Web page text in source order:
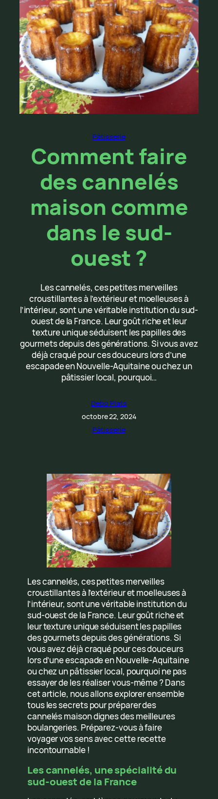
Pâtisserie
Comment faire
des cannelés
maison comme
dans le sud-
ouest ?
Les cannelés, ces petites merveilles
croustillantes à l’extérieur et moelleuses à
l’intérieur, sont une véritable institution du sud-
ouest de la France. Leur goût riche et leur
texture unique séduisent les papilles des
gourmets depuis des générations. Si vous avez
déjà craqué pour ces douceurs lors d’une
escapade en Nouvelle-Aquitaine ou chez un
pâtissier local, pourquoi…
Debo Plats
octobre 22, 2024
Pâtisserie
Les cannelés, ces petites merveilles
croustillantes à l’extérieur et moelleuses à
l’intérieur, sont une véritable institution du
sud-ouest de la France. Leur goût riche et
leur texture unique séduisent les papilles
des gourmets depuis des générations. Si
vous avez déjà craqué pour ces douceurs
lors d’une escapade en Nouvelle-Aquitaine
ou chez un pâtissier local, pourquoi ne pas
essayer de les réaliser vous-même ? Dans
cet article, nous allons explorer ensemble
tous les secrets pour préparer des
cannelés maison dignes des meilleures
boulangeries. Préparez-vous à faire
voyager vos sens avec cette recette
incontournable !
Les cannelés, une spécialité du
sud-ouest de la France